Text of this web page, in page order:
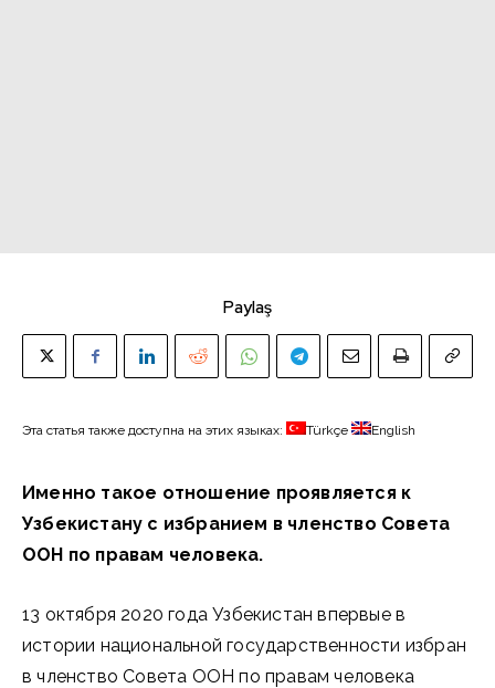
Paylaş
Эта статья также доступна на этих языках: Türkçe English
Именно такое отношение проявляется к
Узбекистану с избранием в членство Совета
ООН по правам человека.
13 октября 2020 года Узбекистан впервые в
истории национальной государственности избран
в членство Совета ООН по правам человека